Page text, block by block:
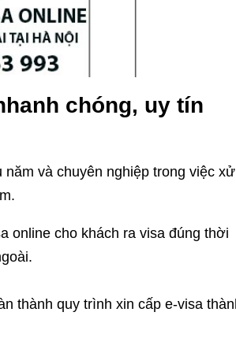
chóng, uy tín
và chuyên nghiệp trong việc xử
online cho khách ra visa đúng thời
thành quy trình xin cấp e-visa